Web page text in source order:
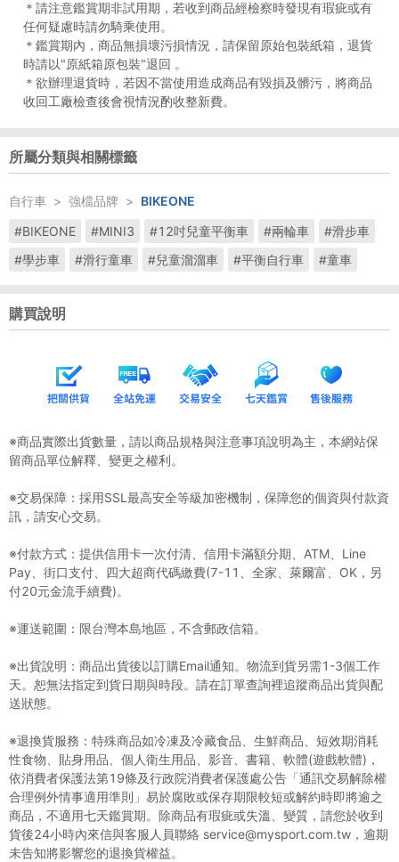
＊請注意鑑賞期非試用期，若收到商品經檢察時發現有瑕疵或有
任何疑慮時請勿騎乘使用。
＊鑑賞期內，商品無損壞污損情況，請保留原始包裝紙箱，退貨
時請以"原紙箱原包裝"退回 。
＊欲辦理退貨時，若因不當使用造成商品有毀損及髒污，將商品
收回工廠檢查後會視情況酌收整新費。
所屬分類與相關標籤
自行車 > 強檔品牌 > BIKEONE
#BIKEONE
#MINI3 #12吋兒童平衡車 #兩輪車
#滑步車
#學步車
#滑行童車 #兒童溜溜車 #平衡自行車 #童車
購買說明
※商品實際出貨數量，請以商品規格與注意事項說明為主，本網站保
留商品單位解釋、變更之權利。
※交易保障：採用SSL最高安全等級加密機制，保障您的個資與付款資
訊，請安心交易。
※付款方式：提供信用卡一次付清、信用卡滿額分期、ATM、Line
Pay、街口支付、四大超商代碼繳費(7-11、全家、萊爾富、OK，另
付20元金流手續費)。
※運送範圍：限台灣本島地區，不含郵政信箱。
※出貨說明：商品出貨後以訂購Email通知。物流到貨另需1-3個工作
天。恕無法指定到貨日期與時段。請在訂單查詢裡追蹤商品出貨與配
送狀態。
※退換貨服務：特殊商品如冷凍及冷藏食品、生鮮商品、短效期消耗
性食物、貼身用品、個人衛生用品、影音、書籍、軟體(遊戲軟體)，
依消費者保護法第19條及行政院消費者保護處公告「通訊交易解除權
合理例外情事適用準則」易於腐敗或保存期限較短或解約時即將逾之
商品，不適用七天鑑賞期。除商品有瑕疵或失溫、變質，請您於收到
貨後24小時內來信與客服人員聯絡 service@mysport.com.tw，逾期
未告知將影響您的退換貨權益。